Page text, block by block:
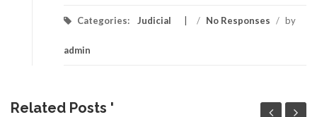
Categories: Judicial / No Responses / by
admin
Related Posts '